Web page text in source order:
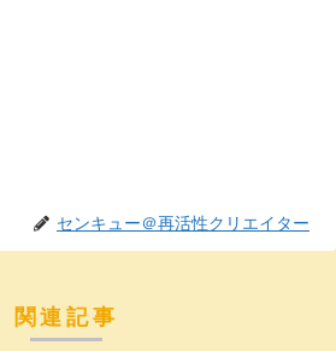
センキュー＠再活性クリエイター
関連記事